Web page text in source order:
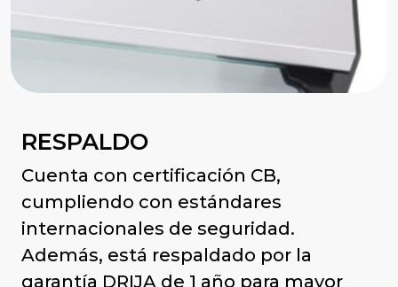
RESPALDO
Cuenta con certificación CB,
cumpliendo con estándares
internacionales de seguridad.
Además, está respaldado por la
garantía DRIJA de 1 año para mayor